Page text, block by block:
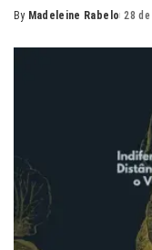
Posted
By Madeleine Rabelo 28